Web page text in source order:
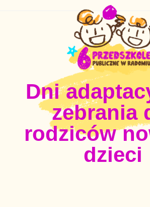
Dni
zebrania
rodziców
dzieci